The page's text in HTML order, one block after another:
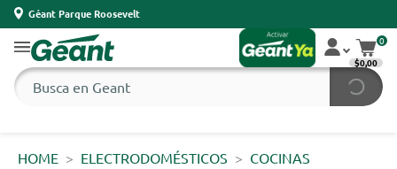
Géant Parque Roosevelt
0
$0,00
HOME ELECTRODOMÉSTICOS
COCINAS